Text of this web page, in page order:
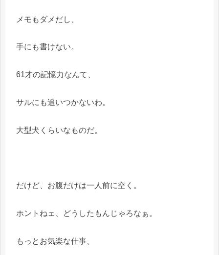
メモもダメだし、
手にも書けない。
61才の記憶力なんて、
サルにも追いつかないわ。
大型犬くらいなものだ。
だけど、お腹だけは一人前に空く。
ホントねェ、どうしたもんじゃろなぁ。
もっとお気楽な仕事、